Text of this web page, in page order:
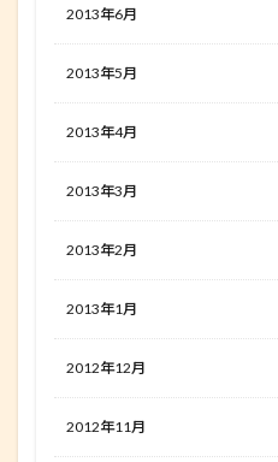
2013年6月
2013年5月
2013年4月
2013年3月
2013年2月
2013年1月
2012年12月
2012年11月